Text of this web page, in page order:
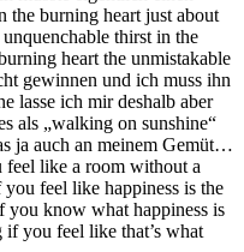
the burning heart just about
unquenchable thirst in the
heart the unmistakable
gewinnen und ich muss ihn
lasse ich mir deshalb aber
als „walking on sunshine“
ja auch an meinem Gemüt…
feel like a room without a
feel like happiness is the
you know what happiness is
if you feel like that’s what